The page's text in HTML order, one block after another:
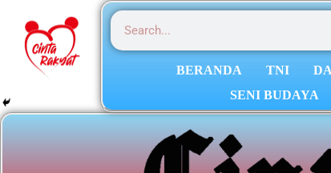
BERANDA TNI
SENI BUDAYA